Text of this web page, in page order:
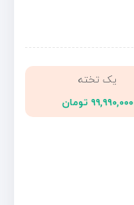
یک تخته
۹۹,۹۹۰,۰۰۰ تومان